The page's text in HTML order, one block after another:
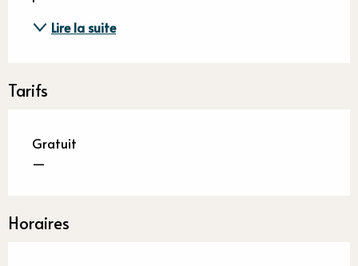
Lire la suite
Tarifs
Gratuit
—
Horaires